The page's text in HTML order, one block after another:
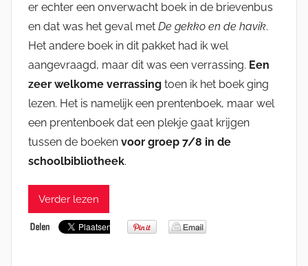
er echter een onverwacht boek in de brievenbus
en dat was het geval met De gekko en de havik.
Het andere boek in dit pakket had ik wel
aangevraagd, maar dit was een verrassing. Een
zeer welkome verrassing toen ik het boek ging
lezen. Het is namelijk een prentenboek, maar wel
een prentenboek dat een plekje gaat krijgen
tussen de boeken voor groep 7/8 in de
schoolbibliotheek.
Verder lezen